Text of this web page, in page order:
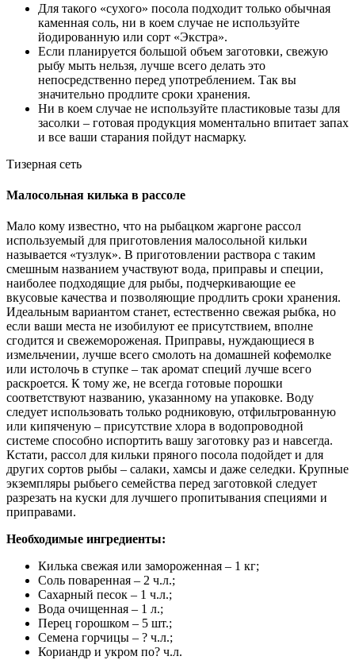
Для такого «сухого» посола подходит только обычная
каменная соль, ни в коем случае не используйте
йодированную или сорт «Экстра».
Если планируется большой объем заготовки, свежую
рыбу мыть нельзя, лучше всего делать это
непосредственно перед употреблением. Так вы
значительно продлите сроки хранения.
Ни в коем случае не используйте пластиковые тазы для
засолки – готовая продукция моментально впитает запах
и все ваши старания пойдут насмарку.
Тизерная сеть
Малосольная килька в рассоле
Мало кому известно, что на рыбацком жаргоне рассол
используемый для приготовления малосольной кильки
называется «тузлук». В приготовлении раствора с таким
смешным названием участвуют вода, приправы и специи,
наиболее подходящие для рыбы, подчеркивающие ее
вкусовые качества и позволяющие продлить сроки хранения.
Идеальным вариантом станет, естественно свежая рыбка, но
если ваши места не изобилуют ее присутствием, вполне
сгодится и свежемороженая. Приправы, нуждающиеся в
измельчении, лучше всего смолоть на домашней кофемолке
или истолочь в ступке – так аромат специй лучше всего
раскроется. К тому же, не всегда готовые порошки
соответствуют названию, указанному на упаковке. Воду
следует использовать только родниковую, отфильтрованную
или кипяченую – присутствие хлора в водопроводной
системе способно испортить вашу заготовку раз и навсегда.
Кстати, рассол для кильки пряного посола подойдет и для
других сортов рыбы – салаки, хамсы и даже селедки. Крупные
экземпляры рыбьего семейства перед заготовкой следует
разрезать на куски для лучшего пропитывания специями и
приправами.
Необходимые ингредиенты:
Килька свежая или замороженная – 1 кг;
Соль поваренная – 2 ч.л.;
Сахарный песок – 1 ч.л.;
Вода очищенная – 1 л.;
Перец горошком – 5 шт.;
Семена горчицы – ? ч.л.;
Кориандр и укром по? ч.л.